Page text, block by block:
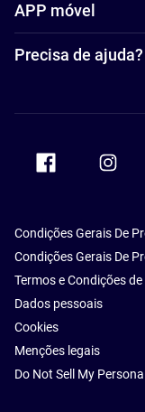
APP móvel
Precisa de ajuda?
Accor Facebook
Condições Gerais De
Condições Gerais De
Termos e Condições
Dados pessoais
Cookies
Menções legais
Do Not Sell My